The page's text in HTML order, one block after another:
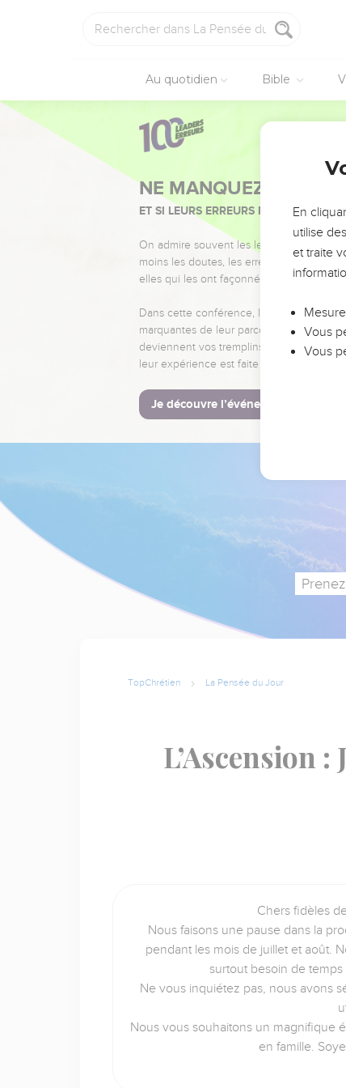
Au quotidien Bible
NE MANQUEZ PAS
ET SI LEURS ERREURS POUVAIENT
On admire souvent les leaders pour leurs
moins les doutes, les erreurs et les
elles qui les ont façonnés.
Dans cette conférence, leaders,
marquantes de leur parcours et les clés
deviennent vos tremplins. Que vous
leur expérience est faite pour vous.
Je découvre l’événement
TopChrétien La Pensée du Jour
L’Ascension
Chers fidèles
Nous faisons une pause dans la
pendant les mois de juillet et août.
surtout besoin de
Ne vous inquiétez pas, nous avons
Nous vous souhaitons un magnifique
en famille.
En
utilise
et traite
Vous
Vous